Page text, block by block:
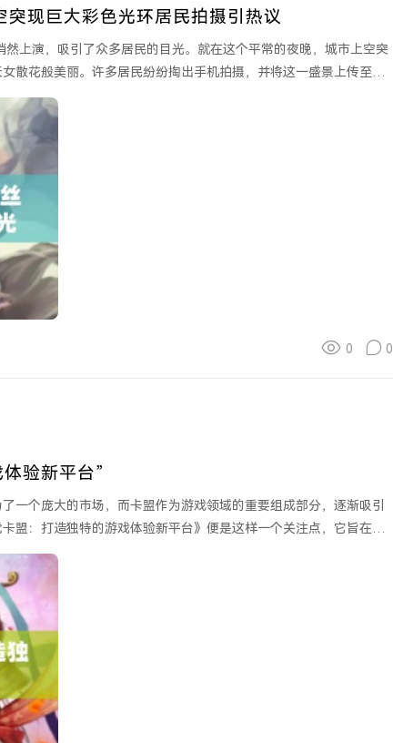
现巨大彩色光环居民拍摄引热议
上演，吸引了众多居民的目光。就在这个平常的夜晚，城市上空突
散花般美丽。许多居民纷纷掏出手机拍摄，并将这一盛景上传至社
0 0
验新平台”
一个庞大的市场，而卡盟作为游戏领域的重要组成部分，逐渐吸引
盟：打造独特的游戏体验新平台》便是这样一个关注点，它旨在通